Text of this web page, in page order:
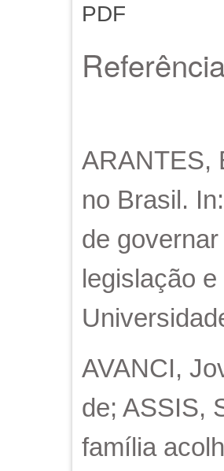
PDF
ARANTES,
no Brasil.
de
legislação
AVANCI,
de; ASSIS,
família